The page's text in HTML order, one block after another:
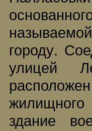
городу.
улицей
здание